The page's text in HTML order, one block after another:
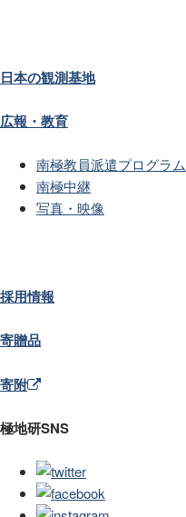
日本の観測基地
広報・教育
南極教員派遣プログラム
南極中継
写真・映像
採用情報
寄贈品
寄附
極地研SNS